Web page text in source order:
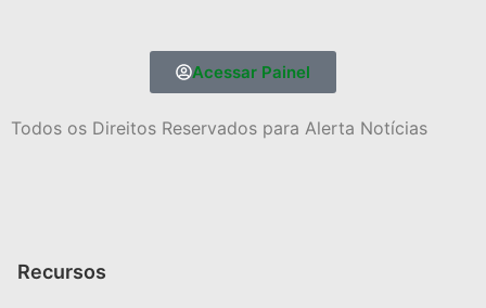
Acessar Painel
Todos os Direitos Reservados para Alerta Notícias
Recursos